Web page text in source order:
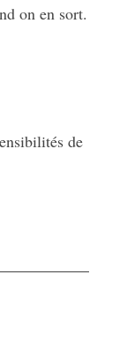
on en sort.
de